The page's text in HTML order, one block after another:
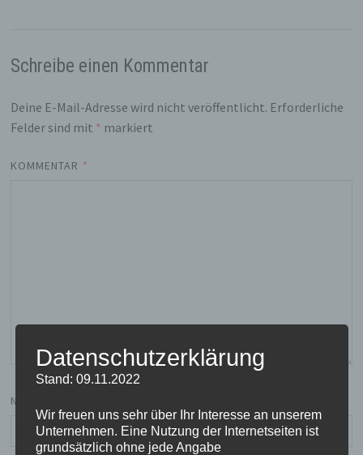
Schreibe einen Kommentar
Deine E-Mail-Adresse wird nicht veröffentlicht. Erforderliche
Felder sind mit * markiert
KOMMENTAR *
NAME
Datenschutzerklärung
Stand: 09.11.2022
Wir freuen uns sehr über Ihr Interesse an unserem
Unternehmen. Eine Nutzung der Internetseiten ist
grundsätzlich ohne jede Angabe